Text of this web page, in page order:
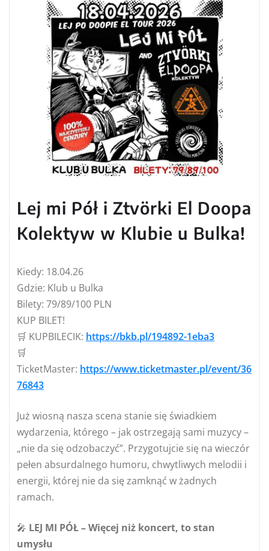
Lej mi Pół i Ztvörki El Doopa
Kolektyw w Klubie u Bulka!
Kiedy: 18.04.26
Gdzie: Klub u Bulka
Bilety: 79/89/100 PLN
KUP BILET!
🛒 KUPBILECIK: https://bkb.pl/194892-1eba3
🛒
TicketMaster: https://www.ticketmaster.pl/event/36
76843
Już wiosną nasza scena stanie się świadkiem
wydarzenia, którego – jak ostrzegają sami muzycy –
„nie da się odzobaczyć”. Przygotujcie się na wieczór
pełen absurdalnego humoru, chwytliwych melodii i
energii, której nie da się zamknąć w żadnych
ramach.
🎤 LEJ MI PÓŁ – Więcej niż koncert, to stan
umysłu